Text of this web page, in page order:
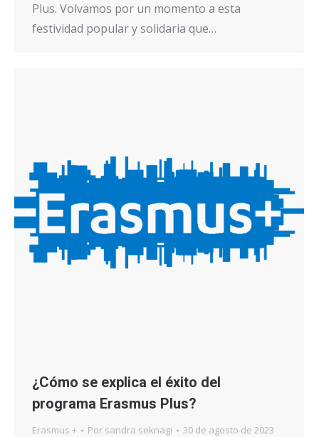
Plus. Volvamos por un momento a esta
festividad popular y solidaria que…
¿Cómo se explica el éxito del
programa Erasmus Plus?
Erasmus + Por sandra seknagi 30 de agosto de 2023